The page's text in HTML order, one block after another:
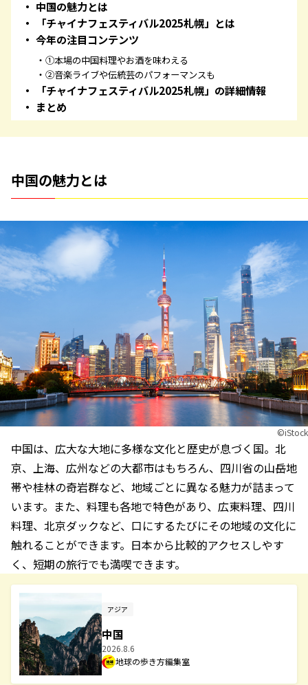
中国の魅力とは
「チャイナフェスティバル2025札幌」とは
今年の注目コンテンツ
①本場の中国料理やお酒を味わえる
②音楽ライブや伝統芸のパフォーマンスも
「チャイナフェスティバル2025札幌」の詳細情報
まとめ
中国の魅力とは
©︎iStock
中国は、広大な大地に多様な文化と歴史が息づく国。北
京、上海、広州などの大都市はもちろん、四川省の山岳地
帯や桂林の奇岩群など、地域ごとに異なる魅力が詰まって
います。また、料理も各地で特色があり、広東料理、四川
料理、北京ダックなど、口にするたびにその地域の文化に
触れることができます。日本から比較的アクセスしやす
く、短期の旅行でも満喫できます。
アジア
中国
2026.8.6
地球の歩き方編集室